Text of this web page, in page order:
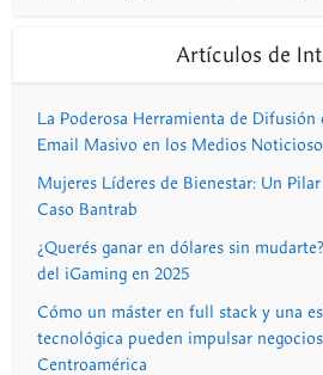
Artículos de
La Poderosa Herramienta de
Email Masivo en los Medios
Mujeres Líderes de Bienestar: Un
Caso Bantrab
¿Querés ganar en dólares sin
del iGaming en 2025
Cómo un máster en full stack y una
tecnológica pueden impulsar
Centroamérica